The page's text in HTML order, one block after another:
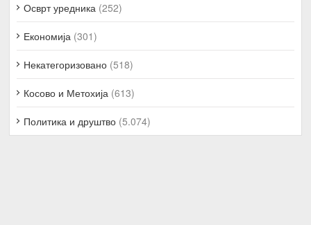
Осврт уредника (252)
Економија (301)
Некатегоризовано (518)
Косово и Метохија (613)
Политика и друштво (5.074)